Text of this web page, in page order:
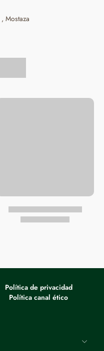
Mostaza
Política de privacidad
Política canal ético